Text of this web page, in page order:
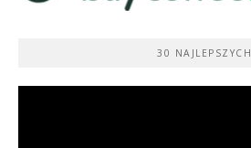
30 NAJLEPSZYCH